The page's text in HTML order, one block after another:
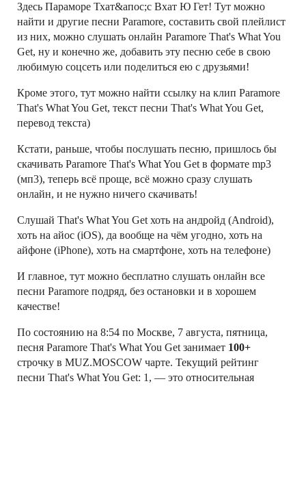
Здесь Параморе Тхат&апос;с Вхат Ю Гет! Тут можно
найти и другие песни Paramore, составить свой плейлист
из них, можно слушать онлайн Paramore That's What You
Get, ну и конечно же, добавить эту песню себе в свою
любимую соцсеть или поделиться ею с друзьями!
Кроме этого, тут можно найти ссылку на клип Paramore
That's What You Get, текст песни That's What You Get,
перевод текста)
Кстати, раньше, чтобы послушать песню, пришлось бы
скачивать Paramore That's What You Get в формате mp3
(мп3), теперь всё проще, всё можно сразу слушать
онлайн, и не нужно ничего скачивать!
Слушай That's What You Get хоть на андройд (Android),
хоть на айос (iOS), да вообще на чём угодно, хоть на
айфоне (iPhone), хоть на смартфоне, хоть на телефоне)
И главное, тут можно бесплатно слушать онлайн все
песни Paramore подряд, без остановки и в хорошем
качестве!
По состоянию на 8:54 по Москве, 7 августа, пятница,
песня Paramore That's What You Get занимает 100+
строчку в MUZ.MOSCOW чарте. Текущий рейтинг
песни That's What You Get: 1, — это относительная